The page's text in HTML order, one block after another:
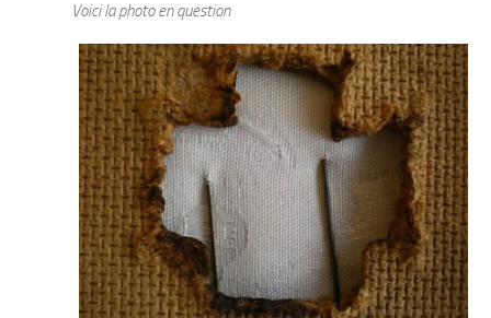
Voici la photo en question